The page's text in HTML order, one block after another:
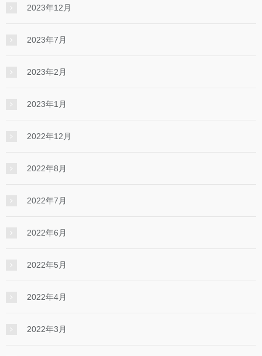
2023年12月
2023年7月
2023年2月
2023年1月
2022年12月
2022年8月
2022年7月
2022年6月
2022年5月
2022年4月
2022年3月